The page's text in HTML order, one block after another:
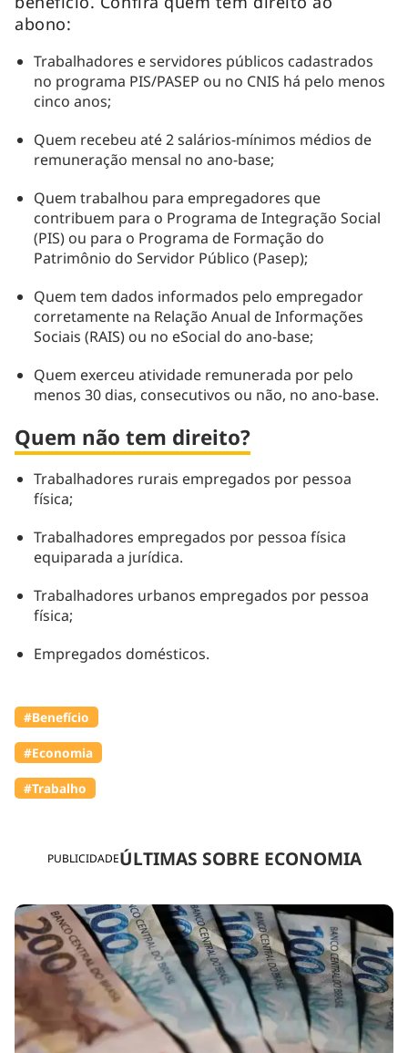
PUBLICIDADEÚLTIMAS SOBRE ECONOMIA
abono:
Trabalhadores e servidores públicos cadastrados
no programa PIS/PASEP ou no CNIS há pelo menos
cinco anos;
Quem recebeu até 2 salários-mínimos médios de
remuneração mensal no ano-base;
Quem trabalhou para empregadores que
contribuem para o Programa de Integração Social
(PIS) ou para o Programa de Formação do
Patrimônio do Servidor Público (Pasep);
Quem tem dados informados pelo empregador
corretamente na Relação Anual de Informações
Sociais (RAIS) ou no eSocial do ano-base;
Quem exerceu atividade remunerada por pelo
menos 30 dias, consecutivos ou não, no ano-base.
Quem não tem direito?
Trabalhadores rurais empregados por pessoa
física;
Trabalhadores empregados por pessoa física
equiparada a jurídica.
Trabalhadores urbanos empregados por pessoa
física;
Empregados domésticos.
#Benefício
#Economia
#Trabalho